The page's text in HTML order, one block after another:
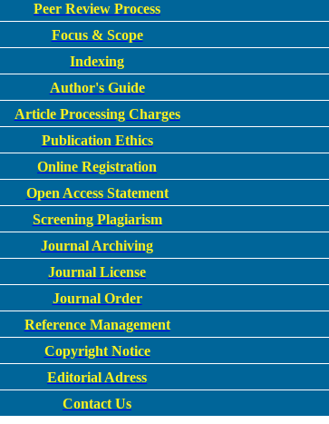
Peer Review Process
Focus & Scope
Indexing
Author's Guide
Article Processing Charges
Publication Ethics
Online Registration
Open Access Statement
Screening Plagiarism
Journal Archiving
Journal License
Journal Order
Reference Management
Copyright Notice
Editorial Adress
Contact Us